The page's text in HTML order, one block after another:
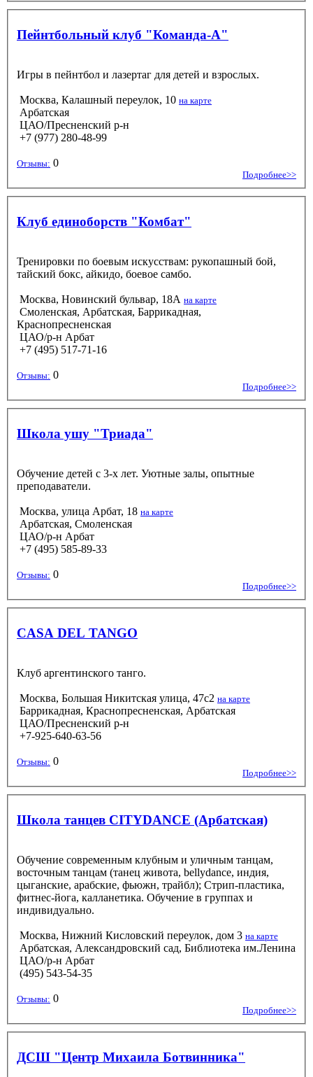
Пейнтбольный клуб "Команда-А"
Игры в пейнтбол и лазертаг для детей и взрослых.
Москва, Калашный переулок, 10 на карте
Арбатская
ЦАО/Пресненский р-н
+7 (977) 280-48-99
Отзывы: 0
Подробнее>>
Клуб единоборств "Комбат"
Тренировки по боевым искусствам: рукопашный бой,
тайский бокс, айкидо, боевое самбо.
Москва, Новинский бульвар, 18А на карте
Смоленская, Арбатская, Баррикадная,
Краснопресненская
ЦАО/р-н Арбат
+7 (495) 517-71-16
Отзывы: 0
Подробнее>>
Школа ушу "Триада"
Обучение детей с 3-х лет. Уютные залы, опытные
преподаватели.
Москва, улица Арбат, 18 на карте
Арбатская, Смоленская
ЦАО/р-н Арбат
+7 (495) 585-89-33
Отзывы: 0
Подробнее>>
CASA DEL TANGO
Клуб аргентинского танго.
Москва, Большая Никитская улица, 47с2 на карте
Баррикадная, Краснопресненская, Арбатская
ЦАО/Пресненский р-н
+7-925-640-63-56
Отзывы: 0
Подробнее>>
Школа танцев CITYDANCE (Арбатская)
Обучение современным клубным и уличным танцам,
восточным танцам (танец живота, bellydance, индия,
цыганские, арабские, фьюжн, трайбл); Стрип-пластика,
фитнес-йога, калланетика. Обучение в группах и
индивидуально.
Москва, Нижний Кисловский переулок, дом 3 на карте
Арбатская, Александровский сад, Библиотека им.Ленина
ЦАО/р-н Арбат
(495) 543-54-35
Отзывы: 0
Подробнее>>
ДСШ "Центр Михаила Ботвинника"